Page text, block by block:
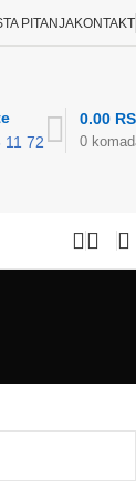
PITANJAKONTAKT
11 72
0
0.00